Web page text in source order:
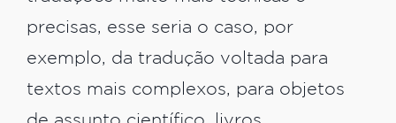
precisas, esse seria o caso, por
exemplo, da tradução voltada para
textos mais complexos, para objetos